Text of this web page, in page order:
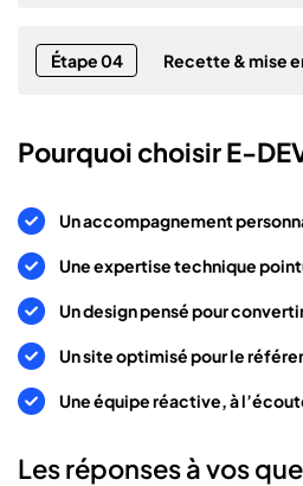
Étape 04 Recette & mise
Pourquoi choisir E-
Un accompagnement
Une expertise technique
Un design pensé pour
Un site optimisé pour le
Une équipe réactive, à
Les réponses à vos